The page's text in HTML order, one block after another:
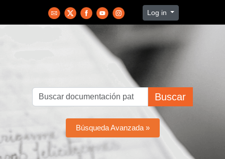
Log in
Buscar
Búsqueda Avanzada »